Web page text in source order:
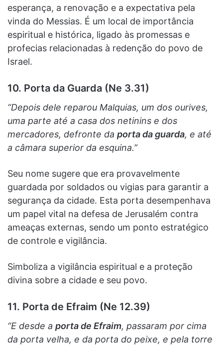
esperança, a renovação e a expectativa pela
vinda do Messias. É um local de importância
espiritual e histórica, ligado às promessas e
profecias relacionadas à redenção do povo de
Israel.
10. Porta da Guarda (Ne 3.31)
“Depois dele reparou Malquias, um dos ourives,
uma parte até a casa dos netinins e dos
mercadores, defronte da porta da guarda, e até
a câmara superior da esquina.”
Seu nome sugere que era provavelmente
guardada por soldados ou vigias para garantir a
segurança da cidade. Esta porta desempenhava
um papel vital na defesa de Jerusalém contra
ameaças externas, sendo um ponto estratégico
de controle e vigilância.
Simboliza a vigilância espiritual e a proteção
divina sobre a cidade e seu povo.
11. Porta de Efraim (Ne 12.39)
“E desde a porta de Efraim, passaram por cima
da porta velha, e da porta do peixe, e pela torre